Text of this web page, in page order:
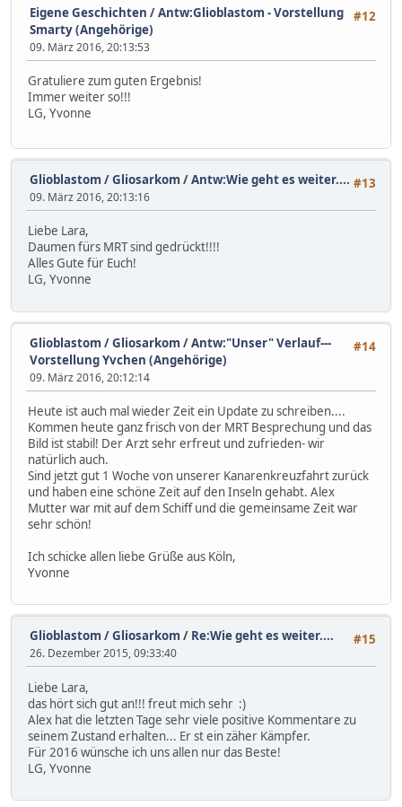
#12
Eigene Geschichten /Antw:Glioblastom - Vorstellung
Smarty (Angehörige)
09. März 2016, 20:13:53
Gratuliere zum guten Ergebnis!
Immer weiter so!!!
LG, Yvonne
#13
Glioblastom / Gliosarkom /Antw:Wie geht es weiter....
09. März 2016, 20:13:16
Liebe Lara,
Daumen fürs MRT sind gedrückt!!!!
Alles Gute für Euch!
LG, Yvonne
#14
Glioblastom / Gliosarkom /Antw:"Unser" Verlauf---
Vorstellung Yvchen (Angehörige)
09. März 2016, 20:12:14
Heute ist auch mal wieder Zeit ein Update zu schreiben....
Kommen heute ganz frisch von der MRT Besprechung und das
Bild ist stabil! Der Arzt sehr erfreut und zufrieden- wir
natürlich auch.
Sind jetzt gut 1 Woche von unserer Kanarenkreuzfahrt zurück
und haben eine schöne Zeit auf den Inseln gehabt. Alex
Mutter war mit auf dem Schiff und die gemeinsame Zeit war
sehr schön!
Ich schicke allen liebe Grüße aus Köln,
Yvonne
#15
Glioblastom / Gliosarkom / Re:Wie geht es weiter....
26. Dezember 2015, 09:33:40
Liebe Lara,
das hört sich gut an!!! freut mich sehr :)
Alex hat die letzten Tage sehr viele positive Kommentare zu
seinem Zustand erhalten... Er st ein zäher Kämpfer.
Für 2016 wünsche ich uns allen nur das Beste!
LG, Yvonne